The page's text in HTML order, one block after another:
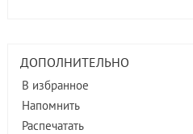
ДОПОЛНИТЕЛЬНО
В избранное
Напомнить
Распечатать